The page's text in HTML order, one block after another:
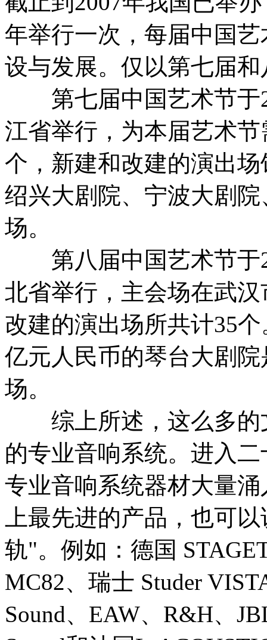
年举行一次，每届中国
设与发展。仅以第七届
第七届中国艺术节于
江省举行，为本届艺术
个，新建和改建的演出
绍兴大剧院、宁波大剧
场。
第八届中国艺术节于
北省举行，主会场在武
改建的演出场所共计35
亿元人民币的琴台大剧
场。
综上所述，这么多的
的专业音响系统。进入
专业音响系统器材大量
上最先进的产品，也可
轨"。例如：德国
MC82、瑞士 Studer
Sound、EAW、R&H、